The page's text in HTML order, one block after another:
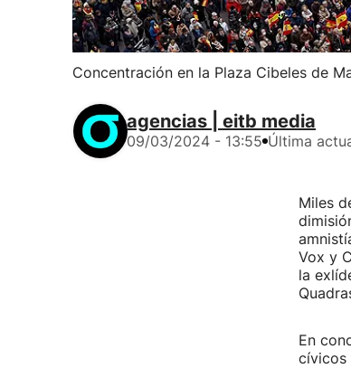
Concentración en la Plaza Cibeles de
agencias | eitb media
09/03/2024 - 13:55 Última
Miles
Vox y
la
En
cívicos